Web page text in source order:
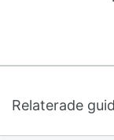
Relaterade